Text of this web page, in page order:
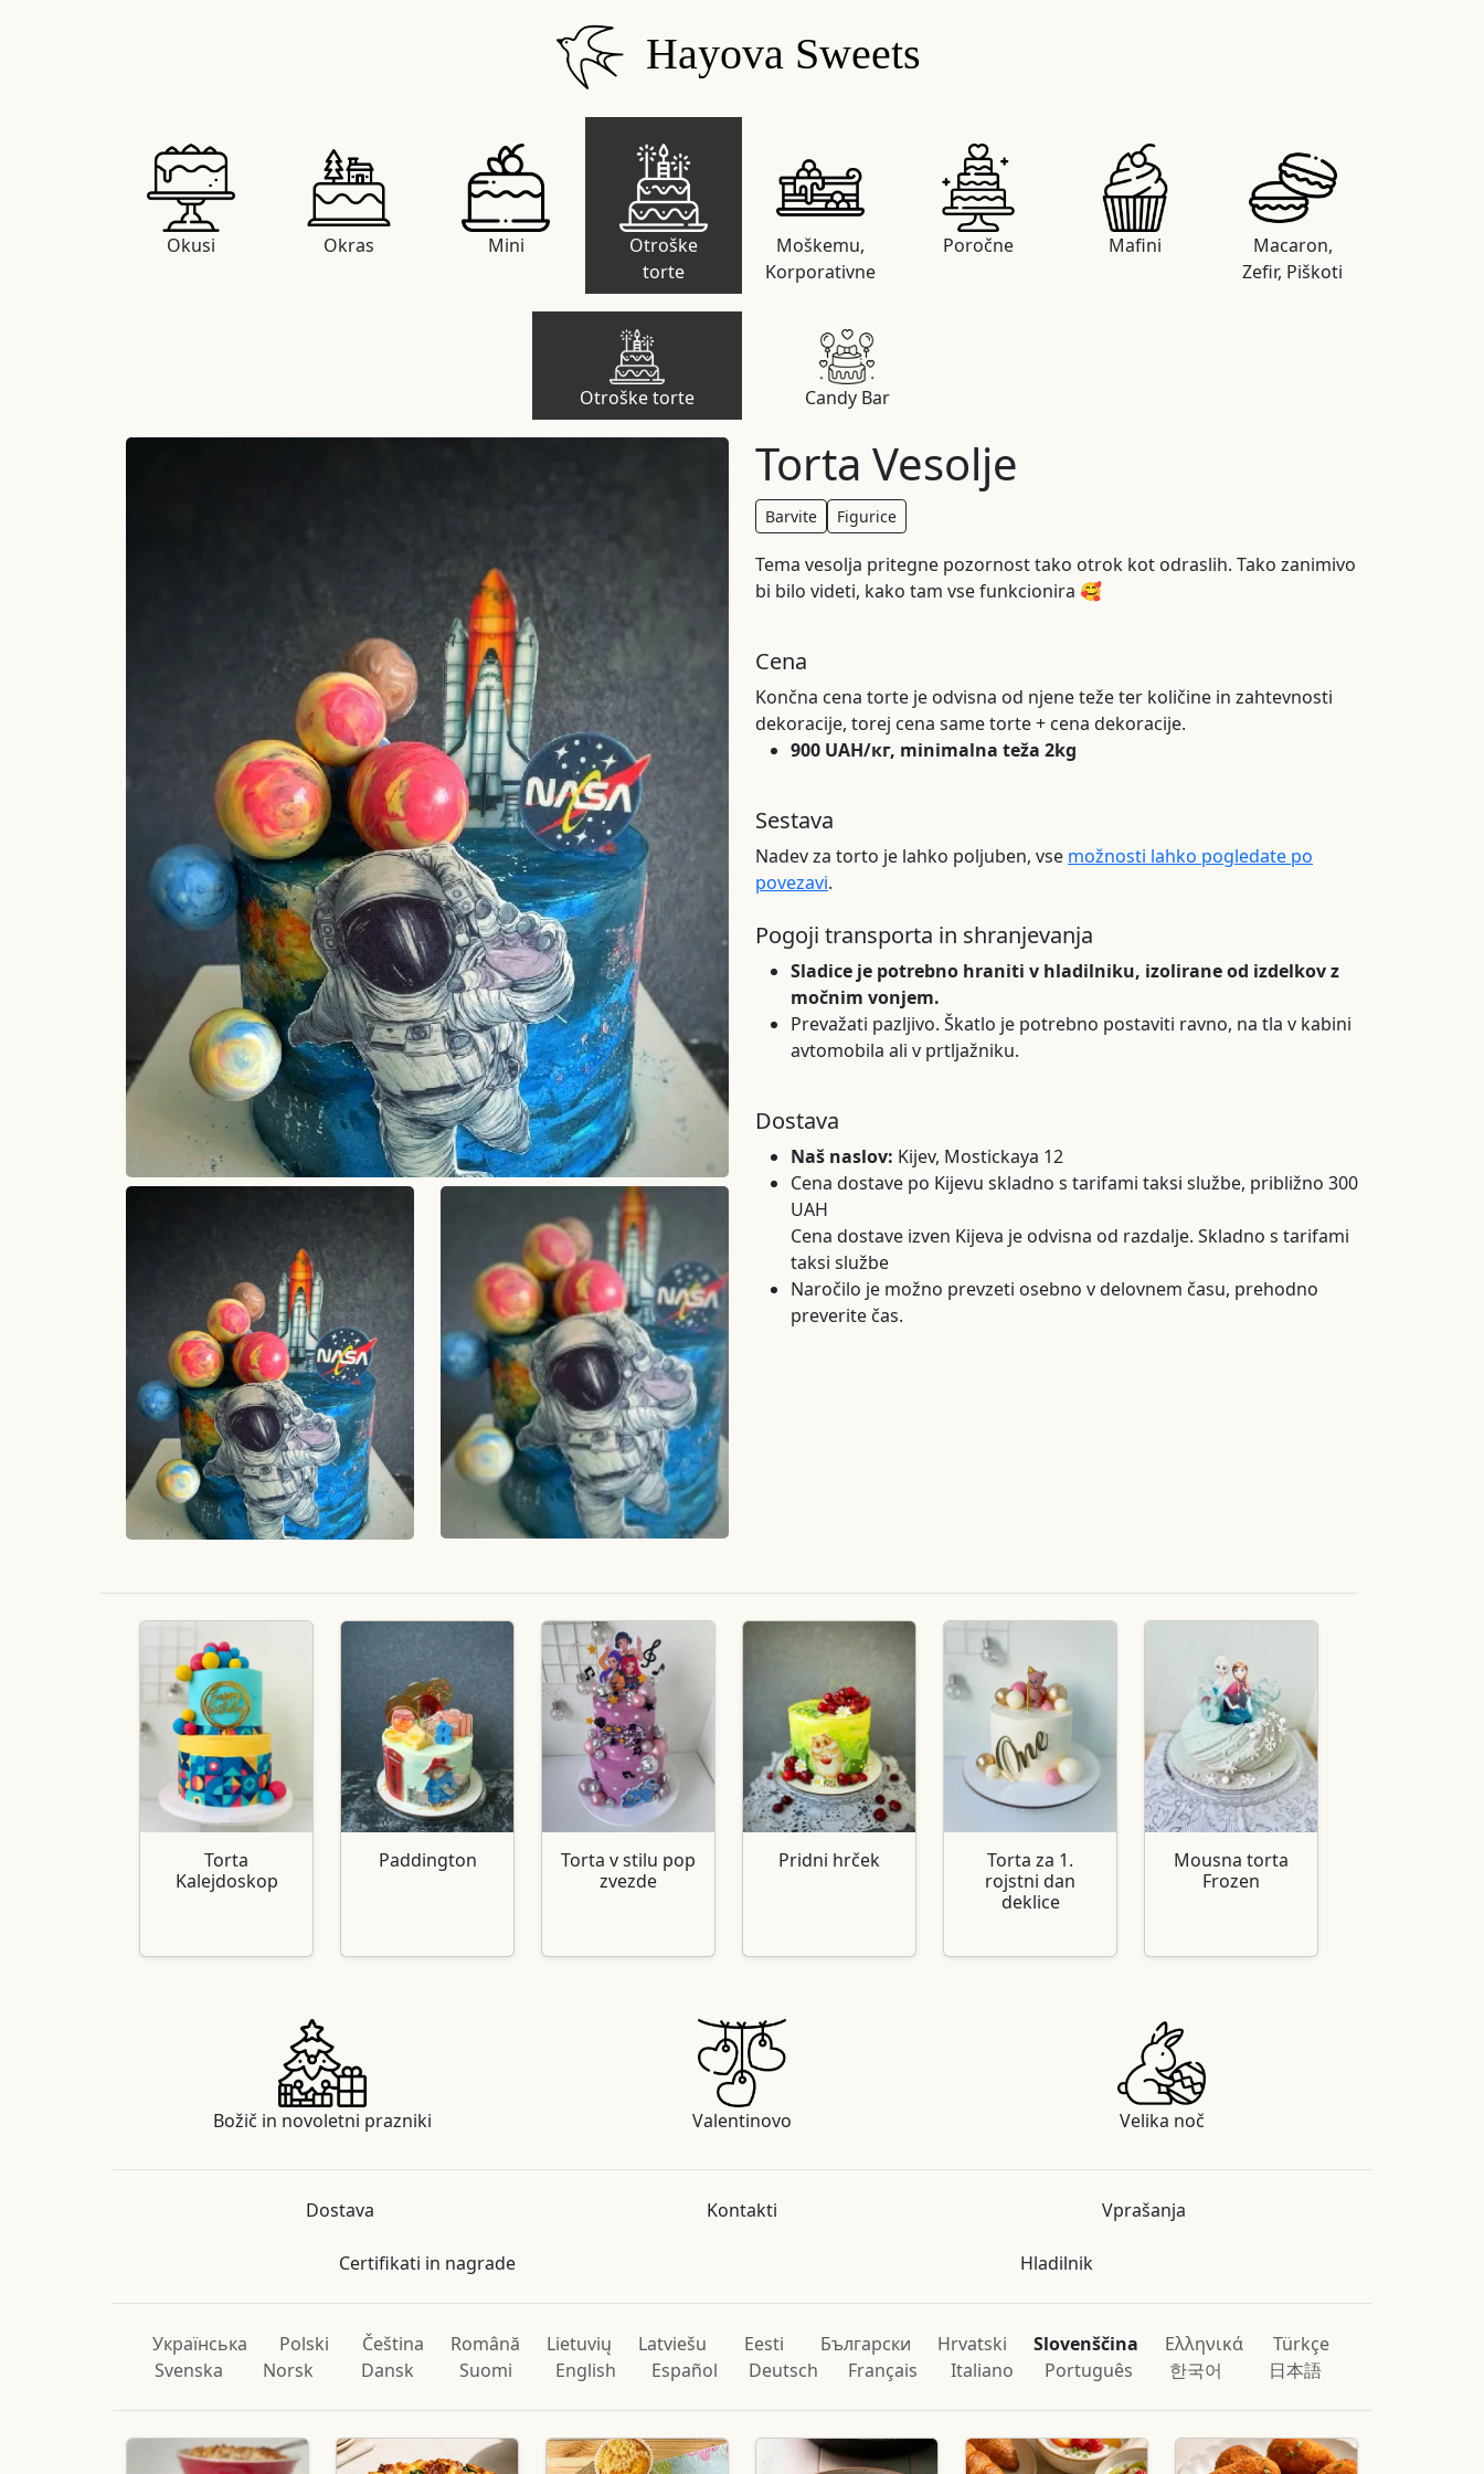
Hayova Sweets
Okusi Okras Mini
Otroške
torte
Moškemu,
Korporativne
Poročne Mafini
Macaron,
Zefir, Piškoti
Otroške torte Candy Bar
Torta Vesolje
Barvite Figurice
Tema vesolja pritegne pozornost tako otrok kot odraslih. Tako zanimivo
bi bilo videti, kako tam vse funkcionira 🥰
Cena
Končna cena torte je odvisna od njene teže ter količine in zahtevnosti
dekoracije, torej cena same torte + cena dekoracije.
900 UAH/кг, minimalna teža 2kg
Sestava
Nadev za torto je lahko poljuben, vse možnosti lahko pogledate po
povezavi.
Pogoji transporta in shranjevanja
Sladice je potrebno hraniti v hladilniku, izolirane od izdelkov z
močnim vonjem.
Prevažati pazljivo. Škatlo je potrebno postaviti ravno, na tla v kabini
avtomobila ali v prtljažniku.
Dostava
Naš naslov: Kijev, Mostickaya 12
Cena dostave po Kijevu skladno s tarifami taksi službe, približno 300
UAH
Cena dostave izven Kijeva je odvisna od razdalje. Skladno s tarifami
taksi službe
Naročilo je možno prevzeti osebno v delovnem času, prehodno
preverite čas.
Torta
Kalejdoskop
Paddington
Torta v stilu pop
zvezde
Pridni hrček
Torta za 1.
rojstni dan
deklice
Mousna torta
Frozen
Božič in novoletni prazniki Valentinovo Velika noč
Dostava Kontakti Vprašanja
Certifikati in nagrade Hladilnik
Українська Polski Čeština Română Lietuvių Latviešu Eesti Български Hrvatski Slovenščina Ελληνικά
Türkçe
Svenska
Norsk Dansk Suomi English Español Deutsch Français Italiano Português 한국어 日本語